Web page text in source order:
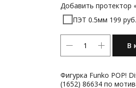
Добавить протектор
ПЭТ 0.5мм 199 руб.
В
Фигурка Funko POP!
(1652) 86634 по